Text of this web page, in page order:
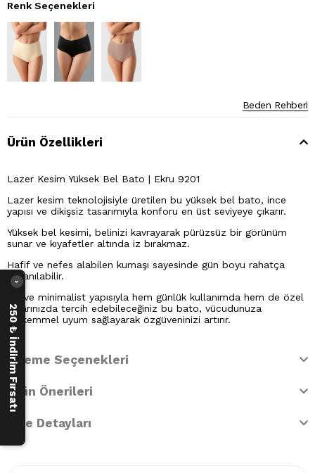
Renk Seçenekleri
Beden Rehberi
Ürün Özellikleri
Lazer Kesim Yüksek Bel Bato | Ekru 9201
Lazer kesim teknolojisiyle üretilen bu yüksek bel bato, ince
yapısı ve dikişsiz tasarımıyla konforu en üst seviyeye çıkarır.
Yüksek bel kesimi, belinizi kavrayarak pürüzsüz bir görünüm
sunar ve kıyafetler altında iz bırakmaz.
Hafif ve nefes alabilen kumaşı sayesinde gün boyu rahatça
kullanılabilir.
Şık ve minimalist yapısıyla hem günlük kullanımda hem de özel
anlarınızda tercih edebileceğiniz bu bato, vücudunuza
mükemmel uyum sağlayarak özgüveninizi artırır.
Ödeme Seçenekleri
Ürün Önerileri
İade Detayları
250 ₺ İndirim Fırsatı
›